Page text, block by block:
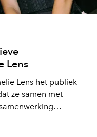
Lens
Lens het publiek
ze samen met
de Belgische
nadrukkelijker